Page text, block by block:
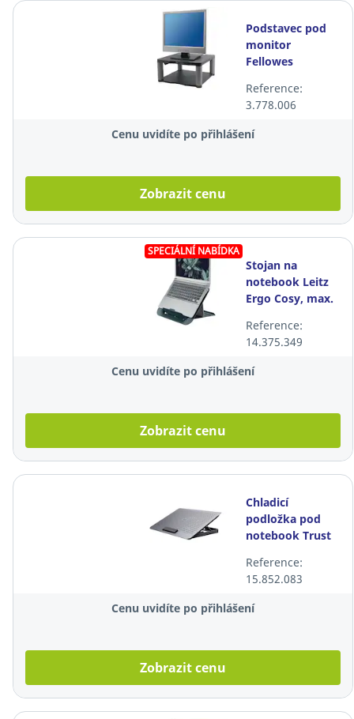
Podstavec pod
monitor
Fellowes
Reference:
3.778.006
Cenu uvidíte po přihlášení
Zobrazit cenu
SPECIÁLNÍ NABÍDKA
Stojan na
notebook Leitz
Ergo Cosy, max.
Reference:
14.375.349
Cenu uvidíte po přihlášení
Zobrazit cenu
Chladicí
podložka pod
notebook Trust
16", ECO, šedá
Reference:
15.852.083
Cenu uvidíte po přihlášení
Zobrazit cenu